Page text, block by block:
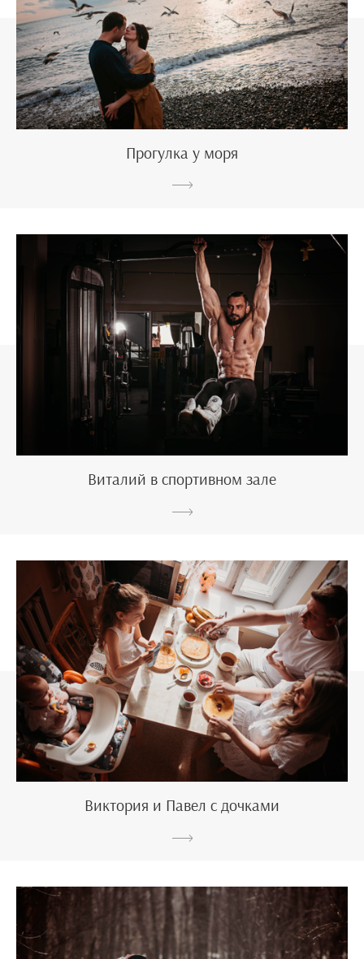
Прогулка у моря
Виталий в спортивном зале
Виктория и Павел с дочками